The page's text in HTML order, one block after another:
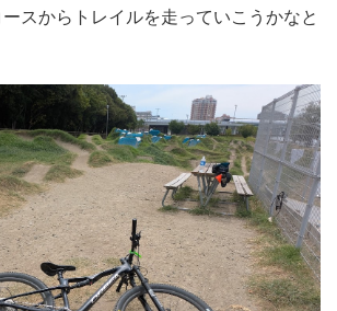
スからトレイルを走っていこうかなと